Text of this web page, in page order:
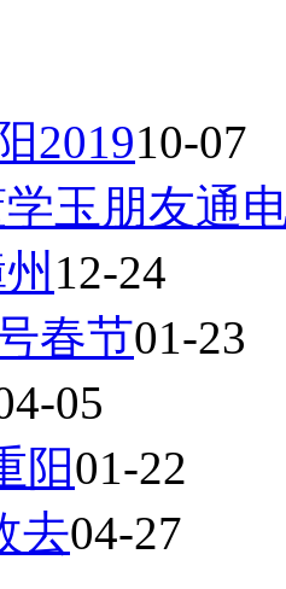
201910-07
玉朋友通
12-24
春节01-23
05
阳01-22
去04-27